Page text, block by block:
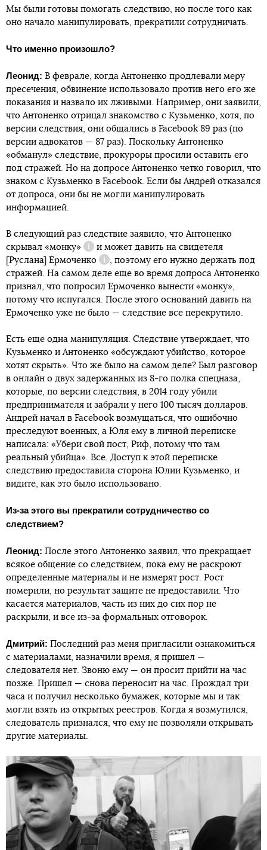
Мы были готовы помогать следствию, но после того как
оно начало манипулировать, прекратили сотрудничать.
Что именно произошло?
Леонид: В феврале, когда Антоненко продлевали меру
пресечения, обвинение использовало против него его же
показания и назвало их лживыми. Например, они заявили,
что Антоненко отрицал знакомство с Кузьменко, хотя, по
версии следствия, они общались в Facebook 89 раз (по
версии адвокатов — 87 раз). Поскольку Антоненко
«обманул» следствие, прокуроры просили оставить его
под стражей. Но на допросе Антоненко четко говорил, что
знаком с Кузьменко в Facebook. Если бы Андрей отказался
от допроса, они бы не могли манипулировать
информацией.
В следующий раз следствие заявило, что Антоненко
скрывал «монку»
Справка
и может давить на свидетеля
[Руслана] Ермоченко
Справка
, поэтому его нужно держать под
стражей. На самом деле еще во время допроса Антоненко
признал, что попросил Ермоченко вынести «монку»,
потому что испугался. После этого оснований давить на
Ермоченко уже не было — следствие все перекрутило.
Есть еще одна манипуляция. Следствие утверждает, что
Кузьменко и Антоненко «обсуждают убийство, которое
хотят скрыть». Что же было на самом деле? Был разговор
в онлайн о двух задержанных из 8-го полка спецназа,
которые, по версии следствия, в 2014 году убили
предпринимателя и забрали у него 100 тысяч долларов.
Андрей начал в Facebook возмущаться, что ошибочно
преследуют военных, а Юля ему в личной переписке
написала: «Убери свой пост, Риф, потому что там
реальный убийца». Все. Доступ к этой переписке
следствию предоставила сторона Юлии Кузьменко, и
видите, как это было использовано.
Из-за этого вы прекратили сотрудничество со
следствием?
Леонид: После этого Антоненко заявил, что прекращает
всякое общение со следствием, пока ему не раскроют
определенные материалы и не измерят рост. Рост
померили, но результат защите не предоставили. Что
касается материалов, часть из них до сих пор не
раскрыли, и все из-за формальных отговорок.
Дмитрий: Последний раз меня пригласили ознакомиться
с материалами, назначили время, я пришел —
следователя нет. Звоню ему — он просит прийти на час
позже. Пришел — снова переносит на час. Прождал три
часа и получил несколько бумажек, которые мы и так
могли взять из открытых реестров. Когда я возмутился,
следователь признался, что ему не позволяли открывать
другие материалы.